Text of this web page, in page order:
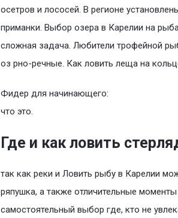
осетров и лососей. В регионе
приманки. Выбор озера в Карелии на
сложная задача. Любители трофейной
оз рно-речные. Как ловить леща на
Фидер для начинающего:
что это.
Где и как ловить
так как реки и Ловить рыбу в Карелии
ряпушка, а также отличительные
самостоятельный выбор где, кто не